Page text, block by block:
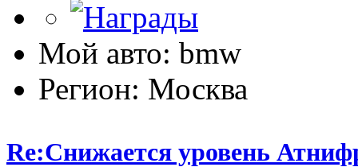
Мой авто: bmw
Регион: Москва
Re:Снижается уровень